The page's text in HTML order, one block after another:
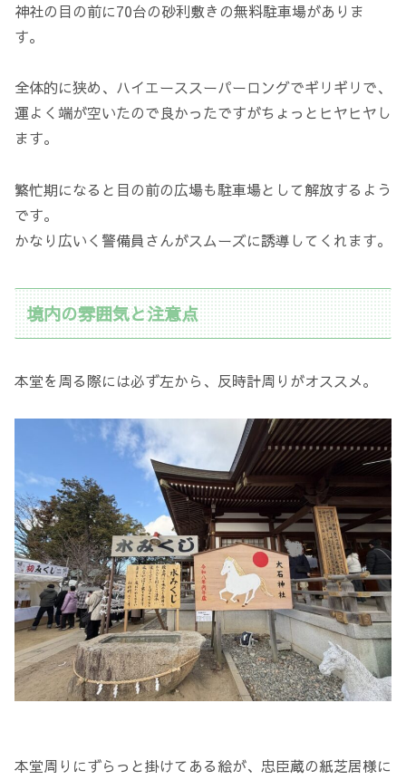
神社の目の前に70台の砂利敷きの無料駐車場がありま
す。
全体的に狭め、ハイエーススーパーロングでギリギリで、
運よく端が空いたので良かったですがちょっとヒヤヒヤし
ます。
繁忙期になると目の前の広場も駐車場として解放するよう
です。
かなり広いく警備員さんがスムーズに誘導してくれます。
境内の雰囲気と注意点
本堂を周る際には必ず左から、反時計周りがオススメ。
本堂周りにずらっと掛けてある絵が、忠臣蔵の紙芝居様に